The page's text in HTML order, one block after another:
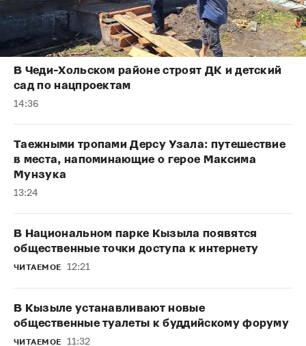
В Чеди-Хольском районе строят ДК и детский
сад по нацпроектам
14:36
Таежными тропами Дерсу Узала: путешествие
в места, напоминающие о герое Максима
Мунзука
13:24
В Национальном парке Кызыла появятся
общественные точки доступа к интернету
ЧИТАЕМОЕ 12:21
В Кызыле устанавливают новые
общественные туалеты к буддийскому форуму
ЧИТАЕМОЕ 11:32